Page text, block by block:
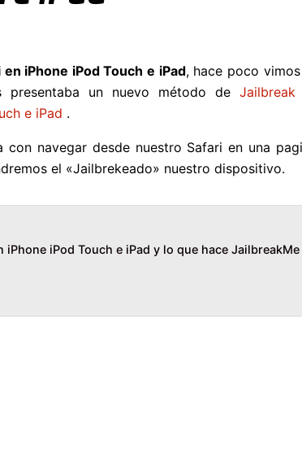
iPhone iPod Touch e iPad, hace poco
presentaba un nuevo método de
e iPad .
navegar desde nuestro Safari en una
el «Jailbrekeado» nuestro dispositivo.
iPod Touch e iPad y lo que hace JailbreakMe